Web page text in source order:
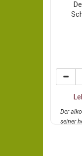
Der
seiner